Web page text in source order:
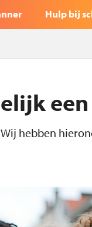
Hulp bij
hebben